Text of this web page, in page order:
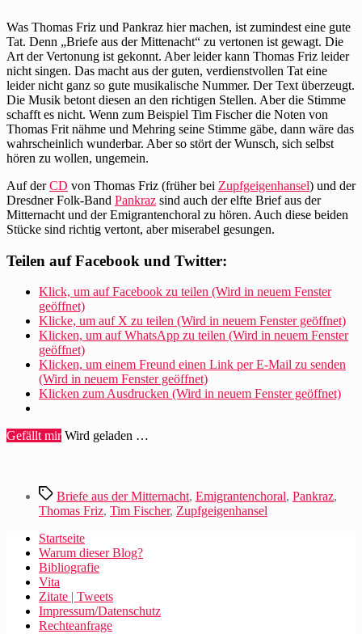
Was Thomas Friz und Pankraz hier machen, ist zumindest eine gute
Tat. Denn „Briefe aus der Mittenacht“ zu vertonen ist gewagt. Die
Art der Vertonung ist gekonnt. Aber leider kann Thomas Friz leider
nicht singen. Das macht aus der guten, verdienstvollen Tat eine
leider nicht ganz so gute musikalische Nummer. Der Text überzeugt.
Die Musik betont diesen an den richtigen Stellen. Aber die Stimme
schafft es nicht. Wenn zum Beispiel Tim Fischer die Noten von
Thomas Frit nähme und Mehring seine Stimme gäbe, dann wäre das
wahrscheinlich wunderbar. Aber so stört der Wunsch, sich selbst
hören zu wollen, ungemein.
Auf derCD von Thomas Friz (früher bei Zupfgeigenhansel) und der
Dresdner Folk-Band Pankraz sind auch der elfte Brief aus der
Mitternacht und der Emigrantenchoral zu hören. Auch diese beiden
Stücke sind richtig vertont, aber miserabel gesungen.
Teilen auf Facebook und Twitter:
Klick, um auf Facebook zu teilen (Wird in neuem Fenster
geöffnet)
Klicke, um auf X zu teilen (Wird in neuem Fenster geöffnet)
Klicken, um auf WhatsApp zu teilen (Wird in neuem Fenster
geöffnet)
Klicken, um einem Freund einen Link per E-Mail zu senden
(Wird in neuem Fenster geöffnet)
Klicken zum Ausdrucken (Wird in neuem Fenster geöffnet)
Gefällt mir Wird geladen …
Schlagwörter
Briefe aus der Mitternacht, Emigrantenchoral, Pankraz,
Thomas Friz, Tim Fischer, Zupfgeigenhansel
Startseite
Warum dieser Blog?
Bibliografie
Vita
Zitate | Tweets
Impressum/Datenschutz
Rechteanfrage